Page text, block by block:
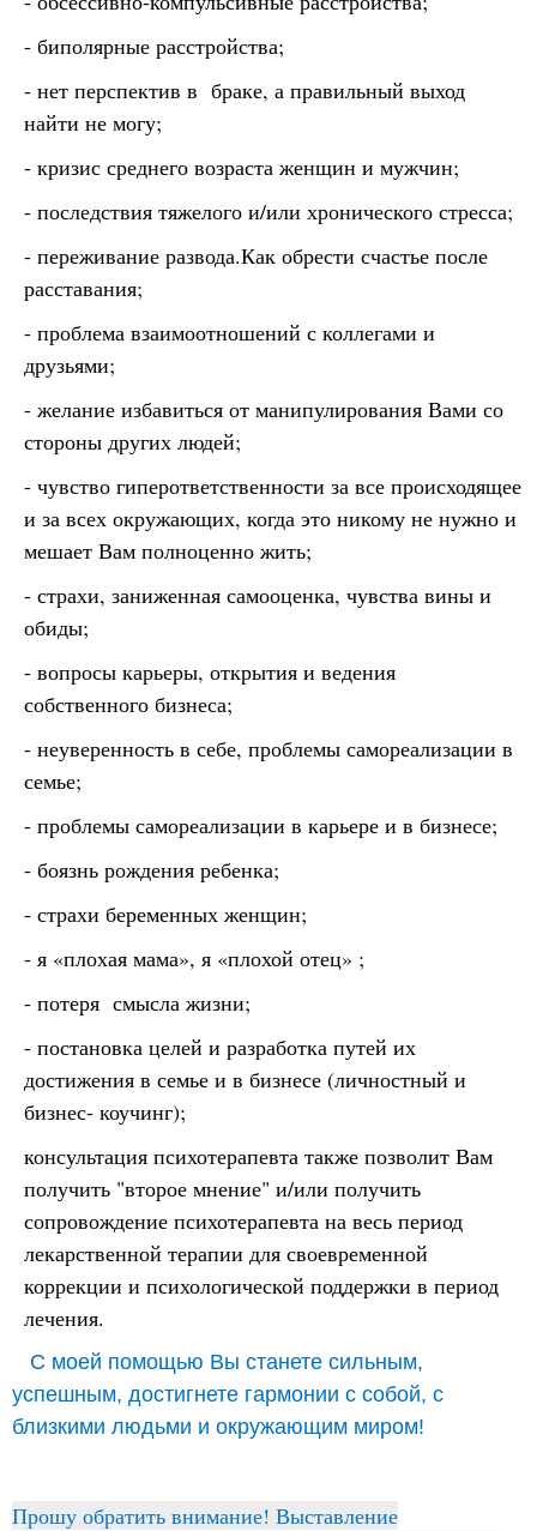
- биполярные расстройства;
- нет перспектив в браке, а правильный выход
найти не могу;
- кризис среднего возраста женщин и мужчин;
- последствия тяжелого и/или хронического стресса;
- переживание развода.Как обрести счастье после
расставания;
- проблема взаимоотношений с коллегами и
друзьями;
- желание избавиться от манипулирования Вами со
стороны других людей;
- чувство гиперответственности за все происходящее
и за всех окружающих, когда это никому не нужно и
мешает Вам полноценно жить;
- страхи, заниженная самооценка, чувства вины и
обиды;
- вопросы карьеры, открытия и ведения
собственного бизнеса;
- неуверенность в себе, проблемы самореализации в
семье;
- проблемы самореализации в карьере и в бизнесе;
- боязнь рождения ребенка;
- страхи беременных женщин;
- я «плохая мама», я «плохой отец» ;
- потеря смысла жизни;
- постановка целей и разработка путей их
достижения в семье и в бизнесе (личностный и
бизнес- коучинг);
консультация психотерапевта также позволит Вам
получить "второе мнение" и/или получить
сопровождение психотерапевта на весь период
лекарственной терапии для своевременной
коррекции и психологической поддержки в период
лечения.
С моей помощью Вы станете сильным,
успешным, достигнете гармонии с собой, с
близкими людьми и окружающим миром!
Прошу обратить внимание! Выставление